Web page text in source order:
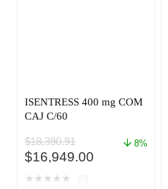
ISENTRESS 400 mg COM
CAJ C/60
$18,390.91
El
precio
$16,949.00
8%
★ ★ ★ ★ ★